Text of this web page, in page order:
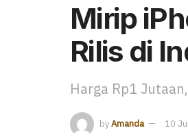
Mirip
Rilis di
Harga Rp1
byAmanda 10